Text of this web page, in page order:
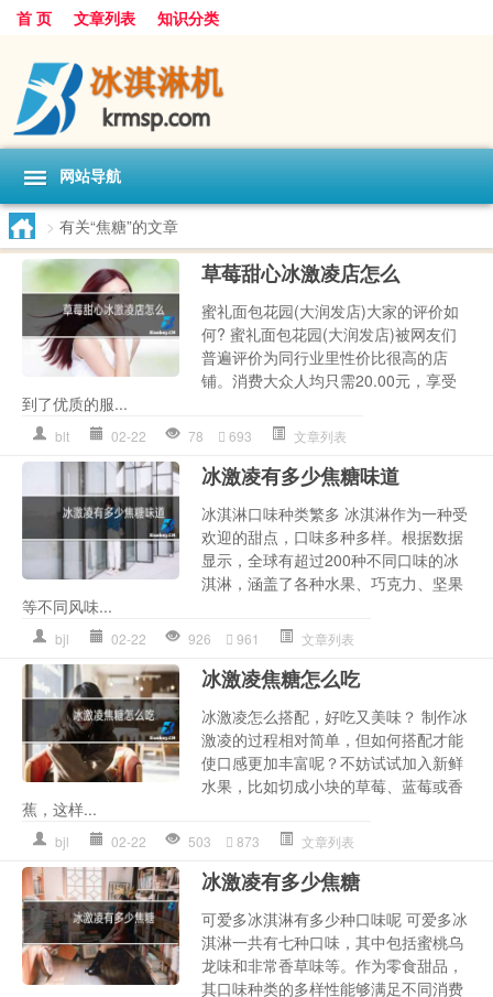
首 页 文章列表 知识分类
网站导航
> 有关“焦糖”的文章
草莓甜心冰激凌店怎么
蜜礼面包花园(大润发店)大家的评价如
何? 蜜礼面包花园(大润发店)被网友们
普遍评价为同行业里性价比很高的店
铺。消费大众人均只需20.00元，享受
到了优质的服...
blt 02-22 78 693 文章列表
冰激凌有多少焦糖味道
冰淇淋口味种类繁多 冰淇淋作为一种受
欢迎的甜点，口味多种多样。根据数据
显示，全球有超过200种不同口味的冰
淇淋，涵盖了各种水果、巧克力、坚果
等不同风味...
bjl 02-22 926 961 文章列表
冰激凌焦糖怎么吃
冰激凌怎么搭配，好吃又美味？ 制作冰
激凌的过程相对简单，但如何搭配才能
使口感更加丰富呢？不妨试试加入新鲜
水果，比如切成小块的草莓、蓝莓或香
蕉，这样...
bjl 02-22 503 873 文章列表
冰激凌有多少焦糖
可爱多冰淇淋有多少种口味呢 可爱多冰
淇淋一共有七种口味，其中包括蜜桃乌
龙味和非常香草味等。作为零食甜品，
其口味种类的多样性能够满足不同消费